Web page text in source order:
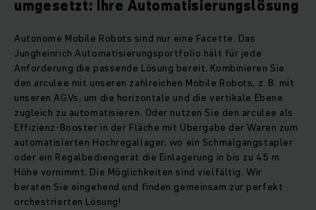
umgesetzt: Ihre Automatisierungslösung
Autonome Mobile Robots sind nur eine Facette. Das
Jungheinrich Automatisierungsportfolio hält für jede
Anforderung die passende Lösung bereit. Kombinieren Sie
den arculee mit unseren zahlreichen Mobile Robots, z. B. mit
unseren AGVs, um die horizontale und die vertikale Ebene
zugleich zu automatisieren. Oder nutzen Sie den arculee als
Effizienz-Booster in der Fläche mit Übergabe der Waren zum
automatisierten Hochregallager, wo ein Schmalgangstapler
oder ein Regalbediengerät die Einlagerung in bis zu 45 m
Höhe vornimmt. Die Möglichkeiten sind vielfältig. Wir
beraten Sie eingehend und finden gemeinsam zur perfekt
orchestrierten Lösung!